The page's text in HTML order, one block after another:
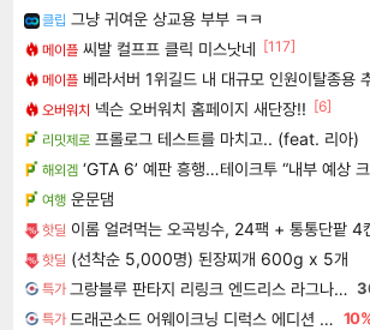
클립 그냥 귀여운 상교용 부부 ㅋㅋ
메이플 씨발 컬프프 클릭 미스낫네 [117]
메이플 베라서버 1위길드 내 대규모 인원이탈종용
오버워치 넥슨 오버워치 홈페이지 새단장!! [6]
리밋제로 프롤로그 테스트를 마치고.. (feat. 리아)
해외겜 ‘GTA 6’ 예판 흥행…테이크투 “내부 예상
여행 운문댐
핫딜 이롬 얼려먹는 오곡빙수, 24팩 + 통통단팥 4
핫딜 (선착순 5,000명) 된장찌개 600g x 5개
특가 그랑블루 판타지 리링크 엔드리스 라그나로크 업그레이드 킷 Granblue Fantasy Relink Endless Ragnarok Upgrade Kit DLC
특가 드래곤소드 어웨이크닝 디럭스 에디션 DragonSword Awakening Deluxe Edition